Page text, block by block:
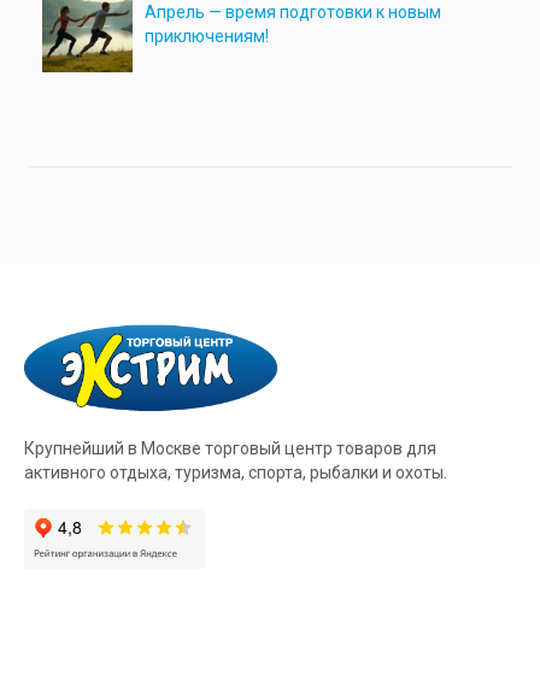
Апрель — время подготовки к новым
приключениям!
Крупнейший в Москве торговый центр товаров для
активного отдыха, туризма, спорта, рыбалки и охоты.